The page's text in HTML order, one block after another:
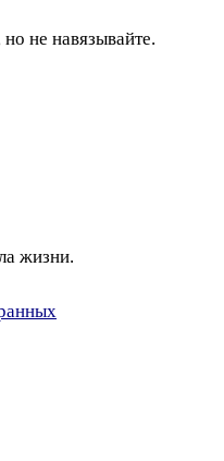
не навязывайте.
жизни.